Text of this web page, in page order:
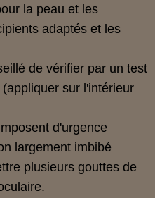
la peau et les
adaptés et les
de vérifier par un test
sur l'intérieur
d'urgence
largement imbibé
plusieurs gouttes de